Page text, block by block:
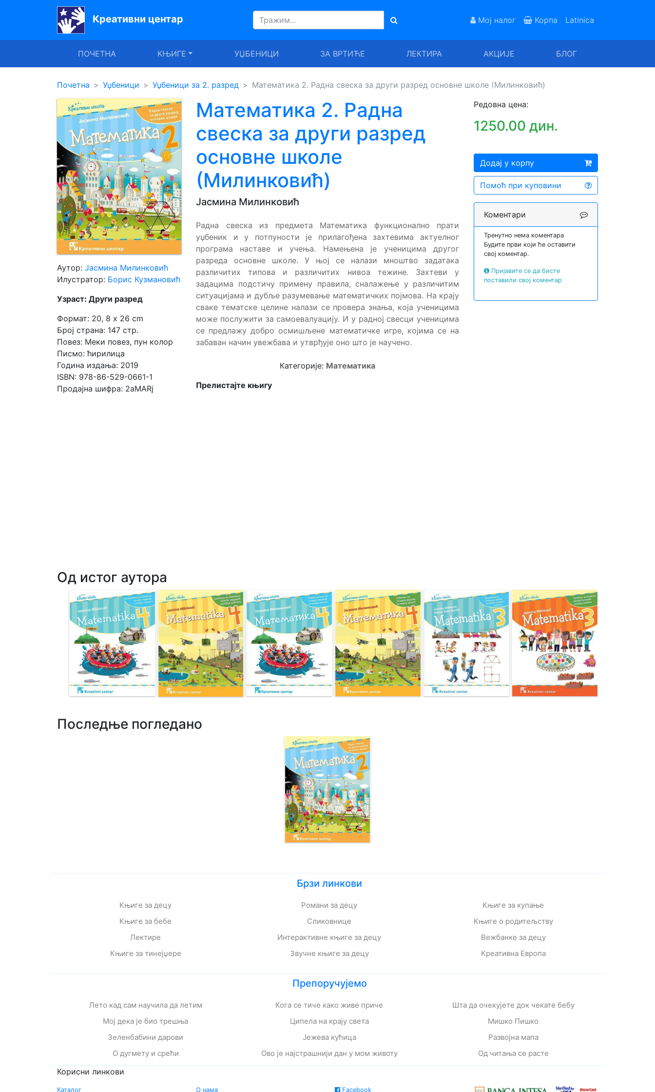
Креативни центар Мој налог Корпа Latinica
ПОЧЕТНА КЊИГЕ УЏБЕНИЦИ ЗА ВРТИЋЕ ЛЕКТИРА АКЦИЈЕ БЛОГ
Почетна
УџбенициПочетна Уџбеници Уџбеници за 2. разред Математика 2. Радна свеска за други разред основне школе (Милинковић)
Аутор: Јасмина Милинковић
Илустратор: Борис Кузмановић
Узраст: Други разред
Формат: 20, 8 x 26 cm
Број страна: 147 стр.
Повез: Меки повез, пун колор
Писмо: ћирилица
Година издања: 2019
ISBN: 978-86-529-0661-1
Продајна шифра: 2aMARj
Математика 2. Радна
свеска за други разред
основне школе
(Милинковић)
Јасмина Милинковић
Радна свеска из предмета Математика функционално прати
уџбеник и у потпуности је прилагођена захтевима актуелног
програма наставе и учења. Намењена је ученицима другог
разреда основне школе. У њој се налази мноштво задатака
различитих типова и различитих нивоа тежине. Захтеви у
задацима подстичу примену правила, сналажење у различитим
ситуацијама и дубље разумевање математичких појмова. На крају
сваке тематске целине налази се провера знања, која ученицима
може послужити за самоевалуацију. И у радној свесци ученицима
се предлажу добро осмишљене математичке игре, којима се на
забаван начин увежбава и утврђује оно што је научено.
Категорије: Математика
Прелистајте књигу
Редовна цена:
1250.00 дин.
Додај у корпу
Помоћ при куповини
Коментари
Тренутно нема коментара
Будите први који ће оставити
свој коментар.
Пријавите се да бисте
поставили свој коментар
Од истог аутора
Последње погледано
Брзи линкови
Књиге за децу
Књиге за бебе
Лектире
Књиге за тинејџере
Романи за децу
Сликовнице
Интерактивне књиге за децу
Звучне књиге за децу
Књиге за купање
Књиге о родитељству
Вежбанке за децу
Креативна Европа
Препоручујемо
Лето кад сам научила да летим
Мој дека је био трешња
Зеленбабини дарови
О дугмету и срећи
Кога се тиче како живе приче
Ципела на крају света
Јежева кућица
Ово је најстрашнији дан у мом животу
Шта да очекујете док чекате бебу
Мишко Пишко
Развојна мапа
Од читања се расте
Корисни линкови
Каталог О нама Facebook